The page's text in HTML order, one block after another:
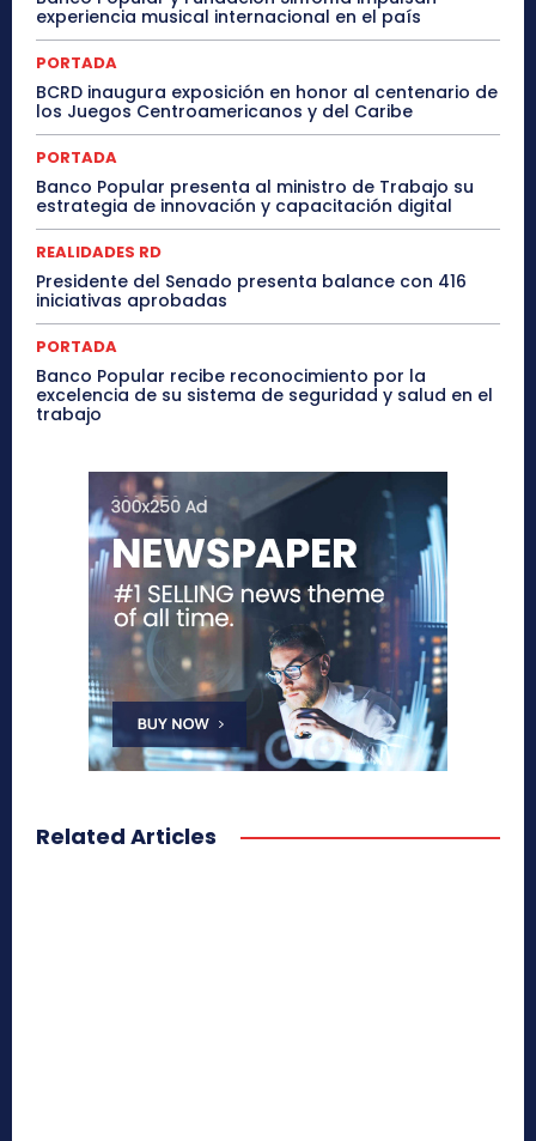
experiencia musical internacional en el país
PORTADA
BCRD inaugura exposición en honor al centenario de
los Juegos Centroamericanos y del Caribe
PORTADA
Banco Popular presenta al ministro de Trabajo su
estrategia de innovación y capacitación digital
REALIDADES RD
Presidente del Senado presenta balance con 416
iniciativas aprobadas
PORTADA
Banco Popular recibe reconocimiento por la
excelencia de su sistema de seguridad y salud en el
trabajo
Related Articles